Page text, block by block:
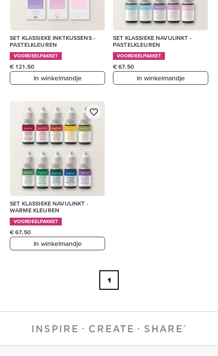
SET KLASSIEKE INKTKUSSENS -
PASTELKLEUREN
VOORDEELPAKKET
€ 121,50
In winkelmandje
SET KLASSIEKE NAVULINKT -
PASTELKLEUREN
VOORDEELPAKKET
€ 67,50
In winkelmandje
SET KLASSIEKE NAVULINKT -
WARME KLEUREN
VOORDEELPAKKET
€ 67,50
In winkelmandje
1